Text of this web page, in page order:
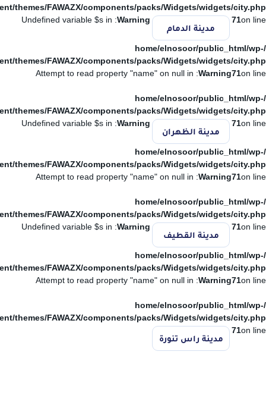
themes/FAWAZX/components/packs/Widgets/widgets/city.php
on line
71
مدينة الدمام
Warning
: Undefined variable $s in
/home/elnosoor/public_html/wp-
themes/FAWAZX/components/packs/Widgets/widgets/city.php
on line
71
Warning
: Attempt to read property "name" on null in
/home/elnosoor/public_html/wp-
themes/FAWAZX/components/packs/Widgets/widgets/city.php
on line
71
مدينة الظهران
Warning
: Undefined variable $s in
/home/elnosoor/public_html/wp-
themes/FAWAZX/components/packs/Widgets/widgets/city.php
on line
71
Warning
: Attempt to read property "name" on null in
/home/elnosoor/public_html/wp-
themes/FAWAZX/components/packs/Widgets/widgets/city.php
on line
71
مدينة القطيف
Warning
: Undefined variable $s in
/home/elnosoor/public_html/wp-
themes/FAWAZX/components/packs/Widgets/widgets/city.php
on line
71
Warning
: Attempt to read property "name" on null in
/home/elnosoor/public_html/wp-
themes/FAWAZX/components/packs/Widgets/widgets/city.php
on line
71
مدينة راس تنورة